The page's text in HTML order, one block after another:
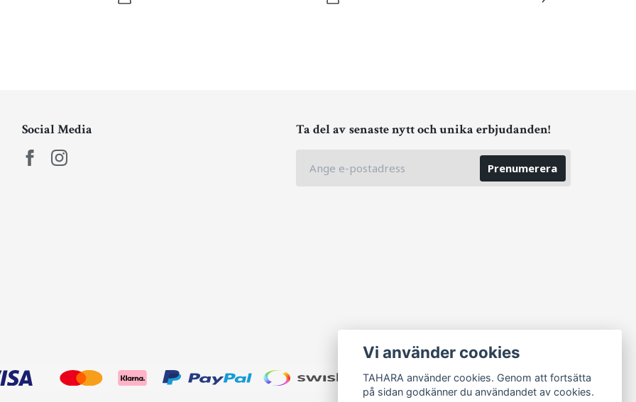
Social Media Ta del av senaste nytt och unika erbjudanden!
Prenumerera
Vi använder cookies
TAHARA använder cookies. Genom att fortsätta
på sidan godkänner du användandet av cookies.